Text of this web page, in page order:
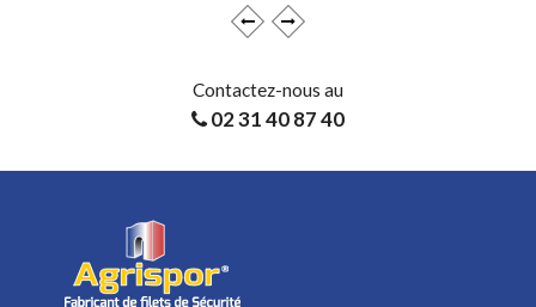
Contactez-nous au
02 31 40 87 40